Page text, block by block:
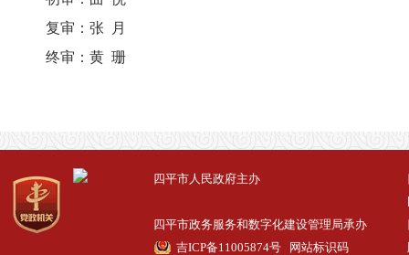
复审：张 月
终审：黄 珊
四平市人民政府主办
四平市政务服务和数字化建设管理局承办
吉ICP备11005874号 网站标识码